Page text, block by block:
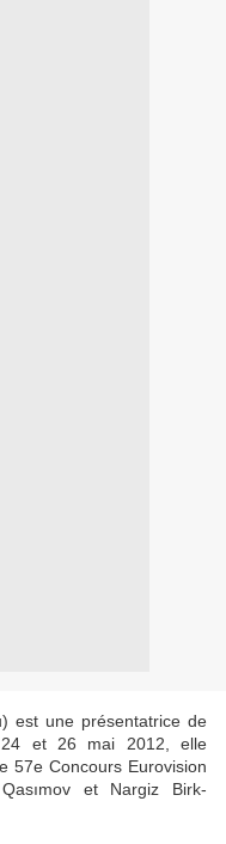
est une présentatrice de
24 et 26 mai 2012, elle
57e Concours Eurovision
et Nargiz Birk-